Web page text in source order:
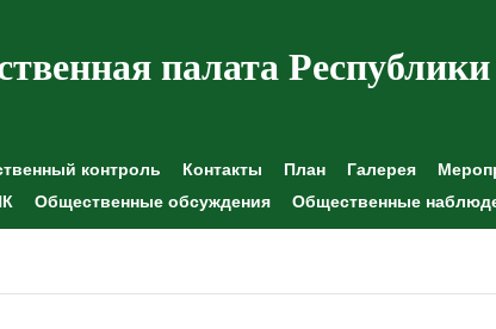
палата
контроль Контакты План Галерея
Общественные обсуждения Общественные